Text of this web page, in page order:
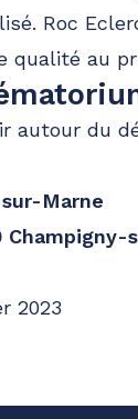
Roc
qualité au
autour du
Marne
Champigny-
2023